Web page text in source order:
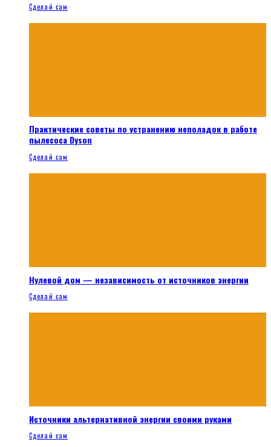
Сделай сам
Практические советы по устранению неполадок в работе
пылесоса Dyson
Сделай сам
Нулевой дом — независимость от источников энергии
Сделай сам
Источники альтернативной энергии своими руками
Сделай сам